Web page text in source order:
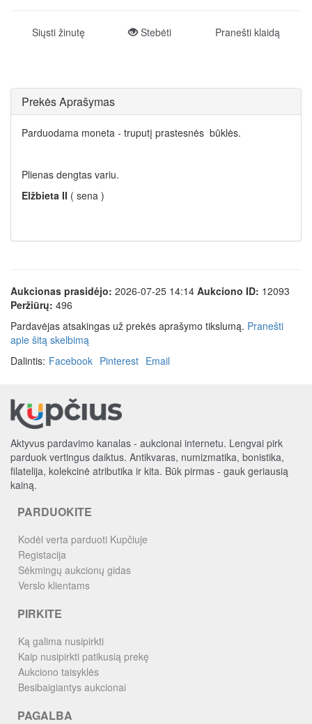
Siųsti žinutę Stebėti Pranešti klaidą
Prekės Aprašymas
Parduodama moneta - truputį prastesnės būklės.
Plienas dengtas variu.
Elžbieta II ( sena )
Aukcionas prasidėjo: 2026-07-25 14:14 Aukciono ID: 12093
Peržiūrų: 496
Pardavėjas atsakingas už prekės aprašymo tikslumą. Pranešti
apie šitą skelbimą
Dalintis: Facebook Pinterest Email
Aktyvus pardavimo kanalas - aukcionai internetu. Lengvai pirk
parduok vertingus daiktus. Antikvaras, numizmatika, bonistika,
filatelija, kolekcinė atributika ir kita. Būk pirmas - gauk geriausią
kainą.
PARDUOKITE
Kodėl verta parduoti Kupčiuje
Registacija
Sėkmingų aukcionų gidas
Verslo klientams
PIRKITE
Ką galima nusipirkti
Kaip nusipirkti patikusią prekę
Aukciono taisyklės
Besibaigiantys aukcionai
PAGALBA